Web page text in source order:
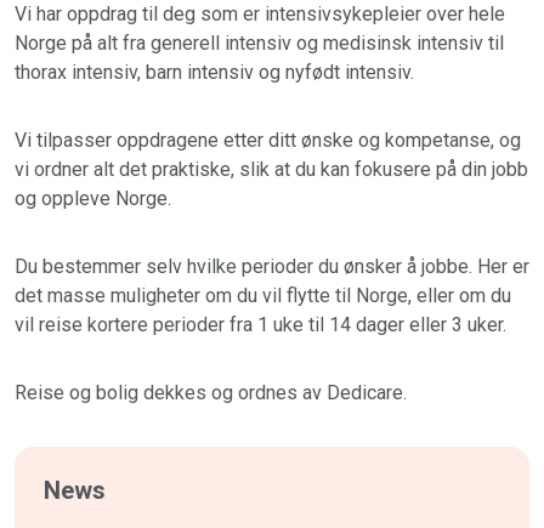
Vi har oppdrag til deg som er intensivsykepleier over hele
Norge på alt fra generell intensiv og medisinsk intensiv til
thorax intensiv, barn intensiv og nyfødt intensiv.
Vi tilpasser oppdragene etter ditt ønske og kompetanse, og
vi ordner alt det praktiske, slik at du kan fokusere på din jobb
og oppleve Norge.
Du bestemmer selv hvilke perioder du ønsker å jobbe. Her er
det masse muligheter om du vil flytte til Norge, eller om du
vil reise kortere perioder fra 1 uke til 14 dager eller 3 uker.
Reise og bolig dekkes og ordnes av Dedicare.
News